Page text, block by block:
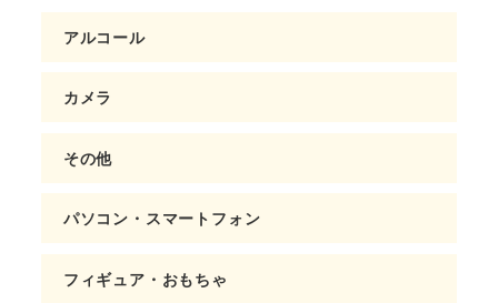
アルコール
カメラ
その他
パソコン・スマートフォン
フィギュア・おもちゃ